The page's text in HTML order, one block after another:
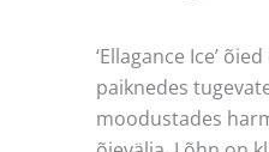
‘Ellagance Ice’
paiknedes
moodustades